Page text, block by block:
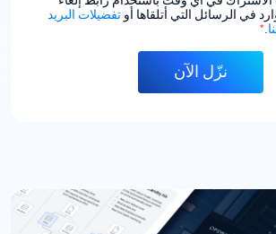
في الرسائل التي أتلقاها أو تفضيلات البريد
.
*